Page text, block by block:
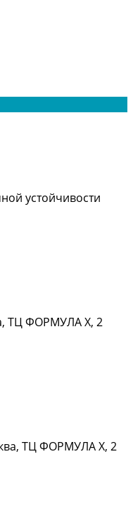
устойчивости
ТЦ ФОРМУЛА Х, 2
ТЦ ФОРМУЛА Х, 2